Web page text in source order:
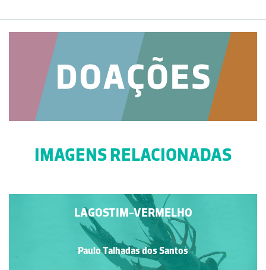
IMAGENS RELACIONADAS
LAGOSTIM-VERMELHO
Paulo Talhadas dos Santos